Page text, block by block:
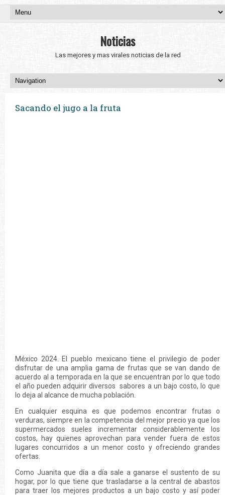
Noticias
Las mejores y mas virales noticias de la red
Sacando el jugo a la fruta
México 2024. El pueblo mexicano tiene el privilegio de poder
disfrutar de una amplia gama de frutas que se van dando de
acuerdo al a temporada en la que se encuentran por lo que todo
el año pueden adquirir diversos sabores a un bajo costo, lo que
lo deja al alcance de mucha población.
En cualquier esquina es que podemos encontrar frutas o
verduras, siempre en la competencia del mejor precio ya que los
supermercados sueles incrementar considerablemente los
costos, hay quienes aprovechan para vender fuera de estos
lugares concurridos a un menor costo y ofreciendo grandes
ofertas.
Como Juanita que día a día sale a ganarse el sustento de su
hogar, por lo que tiene que trasladarse a la central de abastos
para traer los mejores productos a un bajo costo y así poder